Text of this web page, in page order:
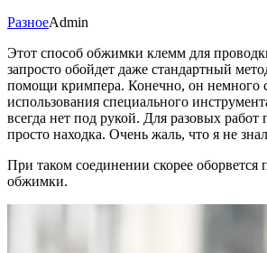
РазноеAdmin
Этот способ обжимки клемм для
запросто обойдет даже стандартный
помощи кримпера. Конечно, он немного
использования специального
всегда нет под рукой. Для разовых
просто находка. Очень жаль, что я не
При таком соединении скорее оборвется
обжимки.